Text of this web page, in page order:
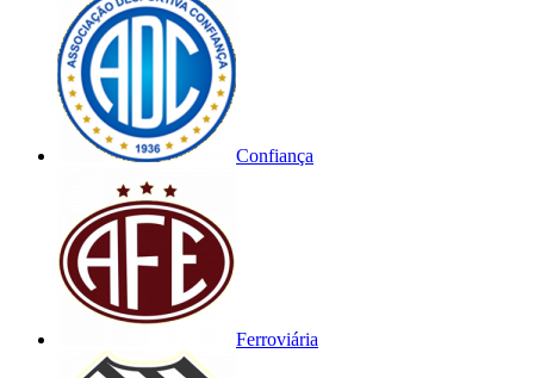
Confiança
Ferroviária